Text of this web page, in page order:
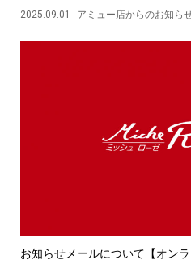
2025.09.01 アミュー店からのお知ら
お知らせメールについて【オンラ